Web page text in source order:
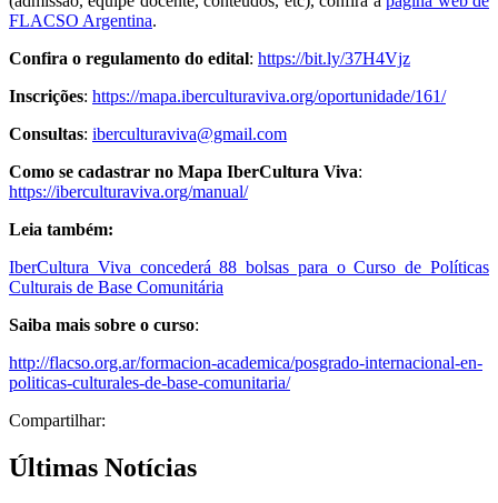
FLACSO Argentina.
Confira o regulamento do edital: https://bit.ly/37H4Vjz
Inscrições: https://mapa.iberculturaviva.org/oportunidade/161/
Consultas: iberculturaviva@gmail.com
Como se cadastrar no Mapa IberCultura Viva:
https://iberculturaviva.org/manual/
Leia também:
IberCultura Viva concederá 88 bolsas para o Curso de Políticas
Culturais de Base Comunitária
Saiba mais sobre o curso:
http://flacso.org.ar/formacion-academica/posgrado-internacional-en-
politicas-culturales-de-base-comunitaria/
Compartilhar:
Últimas Notícias